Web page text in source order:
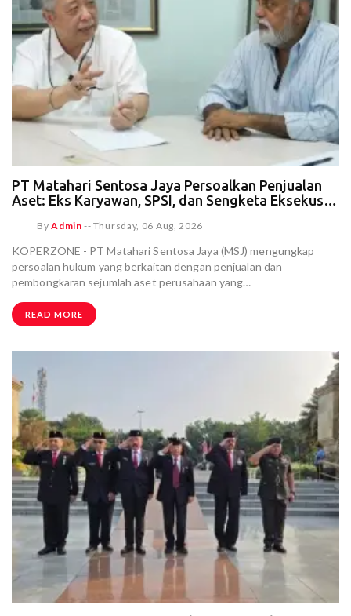
PT Matahari Sentosa Jaya Persoalkan Penjualan
Aset: Eks Karyawan, SPSI, dan Sengketa Eksekusi
ByAdmin -- Thursday, 06 Aug, 2026
KOPERZONE - PT Matahari Sentosa Jaya (MSJ) mengungkap
persoalan hukum yang berkaitan dengan penjualan dan
pembongkaran sejumlah aset perusahaan yang…
READ MORE